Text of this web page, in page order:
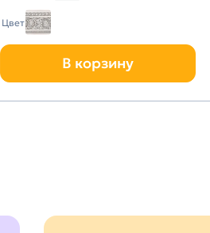
Цвет
В корзину